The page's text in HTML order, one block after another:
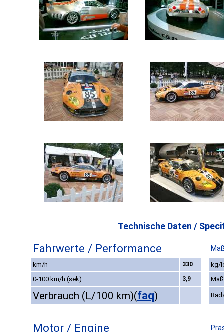
Technische Daten /
Fahrwerte / Performance
km/h 330
kg/
0-100 km/h (sek)
3,9
Verbrauch (L/100 km)(faq)
Motor / Engine